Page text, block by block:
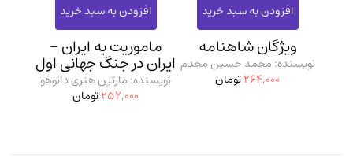
ویژگان شاهنامه
نویسنده: محمد حسین مجدم
264,000تومان
ماموریت به ایران -
ایران در جنگ جهانی اول
نویسنده: مارتین هنری دانوهو
252,000تومان